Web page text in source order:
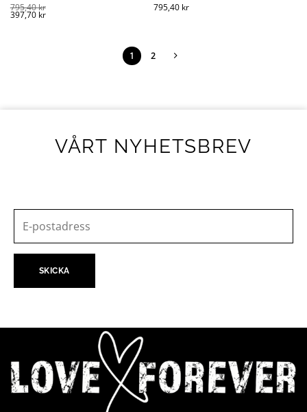
795,40kr
397,70 kr
795,40 kr
1 2
VÅRT NYHETSBREV